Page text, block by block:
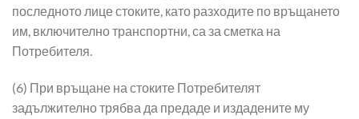
последното лице стоките, като разходите по връщането
им, включително транспортни, са за сметка на
Потребителя.
(6) При връщане на стоките Потребителят
задължително трябва да предаде и издадените му